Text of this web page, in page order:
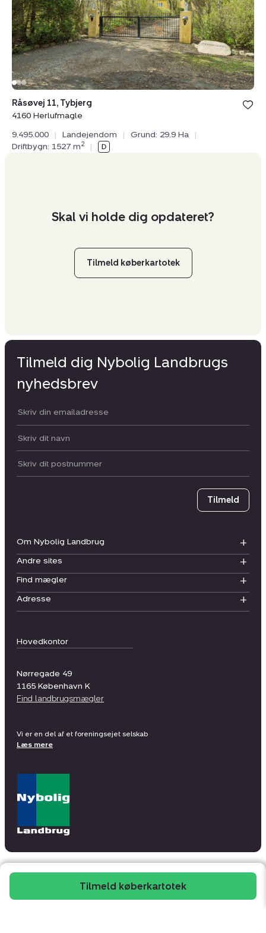
Tilmeld køberkartotek
Herlufmagle
Bolig er
under
Råsøvej 11, Tybjerg
4160 Herlufmagle
9.495.000
| Landejendom | Grund: 29.9 Ha
|
Driftbygn: 1527 m2 |
Skal vi holde dig opdateret?
Tilmeld køberkartotek
Hovedkontor
Nørregade 49
1165 København K
Find landbrugsmægler
Om Nybolig Landbrug
Andre sites
Find mægler
Adresse
Tilmeld dig Nybolig Landbrugs
nyhedsbrev
Din email:
Dit navn:
Postnummer
Tilmeld
Vi er en del af et foreningsejet selskab
Læs mere